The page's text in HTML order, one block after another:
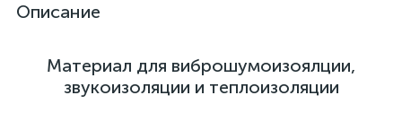
Описание
Материал для виброшумоизоялции,
звукоизоляции и теплоизоляции